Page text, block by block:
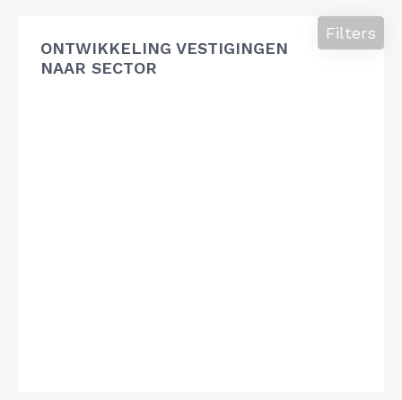
ONTWIKKELING VESTIGINGEN
NAAR SECTOR
Filters